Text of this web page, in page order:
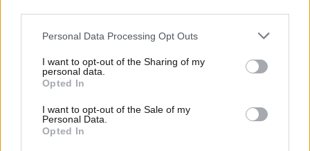
Please note that this website/app uses one or more Google
not limited to your visit or usage behaviour. You may click to
grant or deny consent to Google and its third-party tags to
use your data for below specified purposes in below Google
consent section.
Personal Data Processing Opt Outs
I want to opt-out of the Sharing of my
personal data.
Opted In
I want to opt-out of the Sale of my
Personal Data.
Opted In